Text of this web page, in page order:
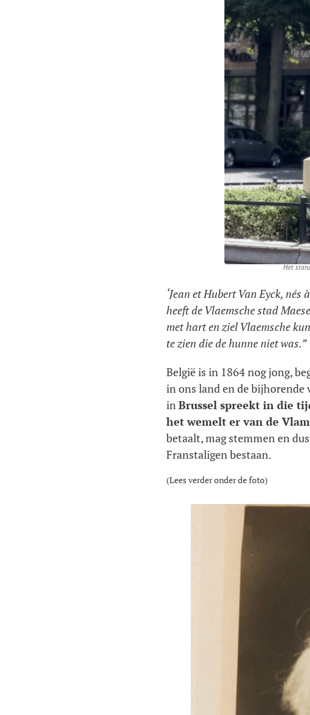
Het
‘Jean et Hubert Van Eyck, nés
heeft de Vlaemsche stad
met hart en ziel Vlaemsche
te zien die de hunne niet was.”
België is in 1864 nog jong,
in ons land en de
inBrussel spreekt in die
het wemelt er van de
betaalt, mag stemmen en
Franstaligen bestaan.
(Lees verder onder de foto)